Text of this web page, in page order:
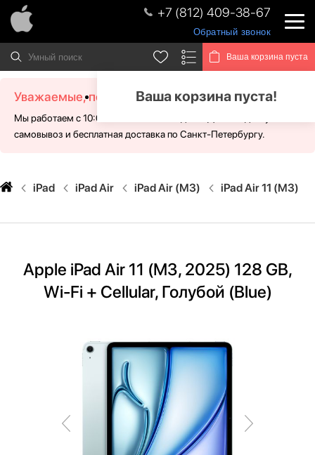
+7 (812) 409-38-67
Обратный звонок
Ваша корзина пуста
Ваша корзина пуста!
Уважаемые, посетители!
Мы работаем с 10:00 - 21:00 без выходных. Для Вас доступен
самовывоз и бесплатная доставка по Санкт-Петербургу.
iPad iPad Air iPad Air (M3) iPad Air 11 (M3)
Apple iPad Air 11 (M3, 2025) 128 GB,
Wi-Fi + Cellular, Голубой (Blue)